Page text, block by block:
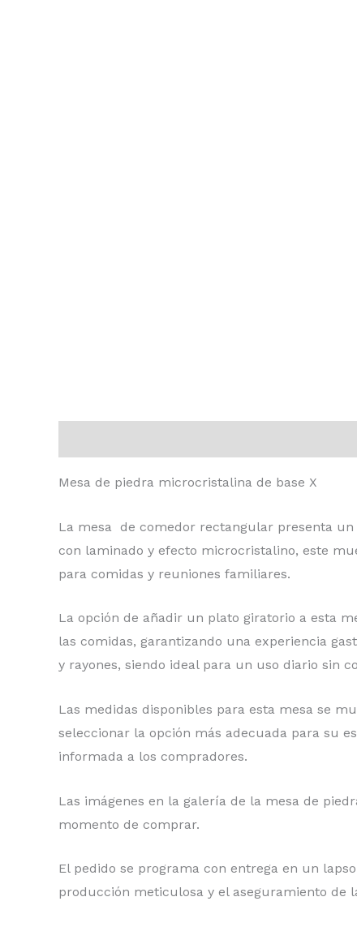
Mesa de piedra microcristalina de base X
La mesa de comedor rectangular presenta
con laminado y efecto microcristalino, este
para comidas y reuniones familiares.
La opción de añadir un plato giratorio a esta
las comidas, garantizando una experiencia
y rayones, siendo ideal para un uso diario sin
Las medidas disponibles para esta mesa se
seleccionar la opción más adecuada para su
informada a los compradores.
Las imágenes en la galería de la mesa de
momento de comprar.
El pedido se programa con entrega en un
producción meticulosa y el aseguramiento de